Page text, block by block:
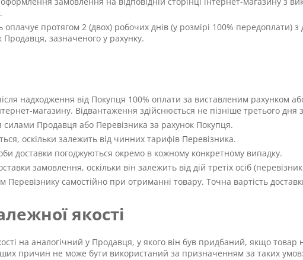
оплачує протягом 2 (двох) робочих днів (у розмірі 100% передоплати)
Продавця, зазначеного у рахунку.
надходження від Покупця 100% оплати за виставленим рахунком
магазину. Відвантаження здійснюється не пізніше третього
Продавця або Перевізника за рахунок Покупця.
оскільки залежить від чинних тарифів Перевізника.
доставки погоджуються окремо в кожному конкретному випадку.
замовлення, оскільки він залежить від дій третіх осіб
Перевізнику самостійно при отриманні товару. Точна вартість
якості
на аналогічний у Продавця, у якого він був придбаний, якщо
причин не може бути використаний за призначенням за таких умов: